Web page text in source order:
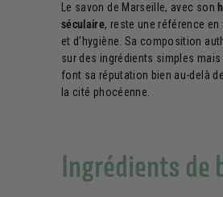
Le savon de Marseille, avec son
séculaire, reste une référence
et d'hygiène. Sa composition
sur des ingrédients simples
font sa réputation bien au-delà
la cité phocéenne.
Ingrédients de